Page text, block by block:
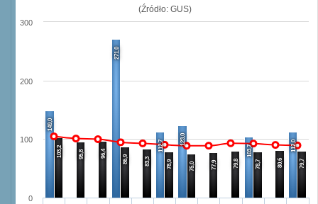
(Źródło: GUS)
149,0
271,0
112,7
123,0
103,7
112,0
103,2 95,8 96,4
86,9 83,3 78,9 75,0 77,9 79,8 78,7 80,6 79,7
0
100
200
300